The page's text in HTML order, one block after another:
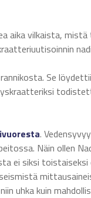
aika vilkaista,
Se
.
Näin ollen
ei siksi
uhka kuin